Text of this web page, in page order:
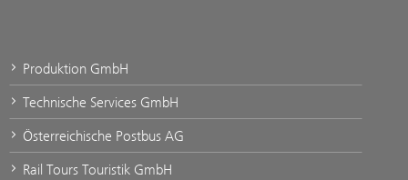
Produktion GmbH
Technische Services GmbH
Österreichische Postbus AG
Rail Tours Touristik GmbH